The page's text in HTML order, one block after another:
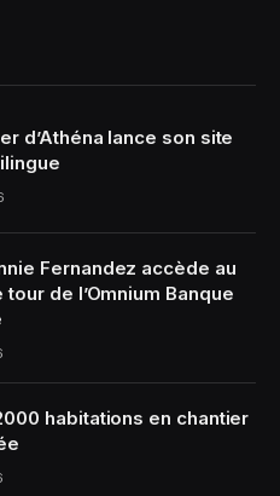
d’Athéna lance son site
Fernandez accède au
de l’Omnium Banque
habitations en chantier